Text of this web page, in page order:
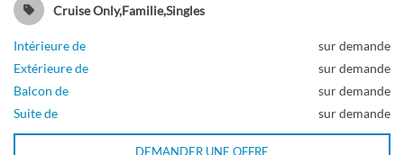
[SG]
Pont 07
Balcon
Cruise Only,Familie,Singles
Intérieure de
sur demande
Extérieure de
sur demande
Balcon de
sur demande
Suite de
sur demande
DEMANDER UNE OFFRE